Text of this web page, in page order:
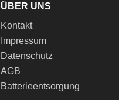
ÜBER UNS
Kontakt
Impressum
Datenschutz
AGB
Batterieentsorgung